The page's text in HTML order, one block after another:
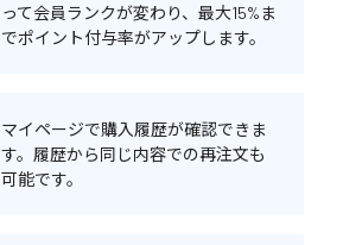
って会員ランクが変わり、最大15%ま
でポイント付与率がアップします。
マイページで購入履歴が確認できま
す。履歴から同じ内容での再注文も
可能です。